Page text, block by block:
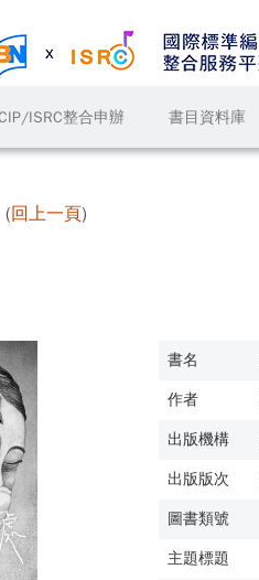
ISRC整合申辦 書目資料庫
(回上一頁)
書名
作者
出版機構
出版版次
圖書類號
主題標題